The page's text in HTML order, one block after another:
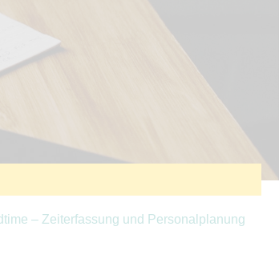
– Zeiterfassung und Personalplanung